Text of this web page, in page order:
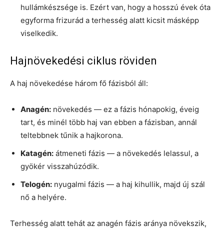
hullámkészsége is. Ezért van, hogy a hosszú évek óta
egyforma frizurád a terhesség alatt kicsit másképp
viselkedik.
Hajnövekedési ciklus röviden
A haj növekedése három fő fázisból áll:
Anagén: növekedés — ez a fázis hónapokig, éveig
tart, és minél több haj van ebben a fázisban, annál
teltebbnek tűnik a hajkorona.
Katagén: átmeneti fázis — a növekedés lelassul, a
gyökér visszahúzódik.
Telogén: nyugalmi fázis — a haj kihullik, majd új szál
nő a helyére.
Terhesség alatt tehát az anagén fázis aránya növekszik,